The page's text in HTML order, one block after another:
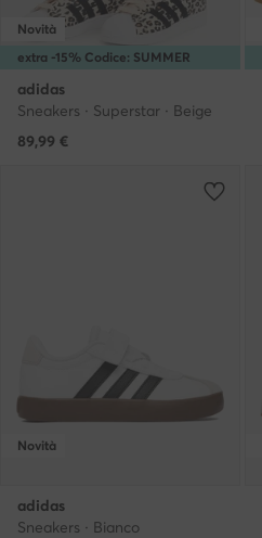
extra -15% Codice: SUMMER
Novità
adidas
Sneakers · Superstar · Beige
89,99 €
Novità
adidas
Sneakers · Bianco